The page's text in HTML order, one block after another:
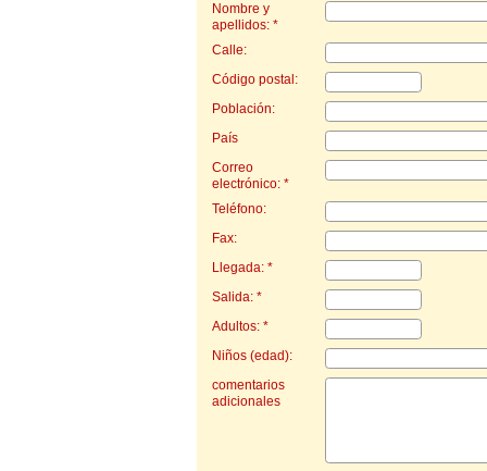
Nombre y
apellidos: *
Calle:
Código postal:
Población:
País
Correo
electrónico: *
Teléfono:
Fax:
Llegada: *
Salida: *
Adultos: *
Niños (edad):
comentarios
adicionales